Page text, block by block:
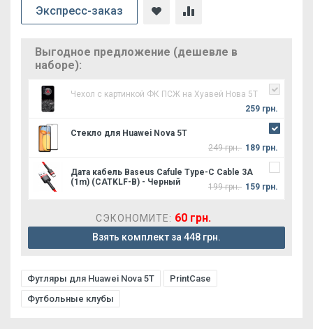
Экспресс-заказ
Выгодное предложение (дешевле в
наборе):
Чехол с картинкой ФК ПСЖ на Хуавей Нова 5Т
259 грн.
Стекло для Huawei Nova 5T
249 грн. 189 грн.
Дата кабель Baseus Cafule Type-C Cable 3A
(1m) (CATKLF-B) - Черный
199 грн. 159 грн.
СЭКОНОМИТЕ: 60 грн.
Взять комплект за 448 грн.
Футляры для Huawei Nova 5T
PrintCase
Футбольные клубы